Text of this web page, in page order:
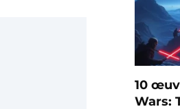
10
Wars: